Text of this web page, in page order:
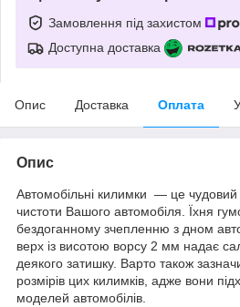
Замовлення під захистом
Доступна доставка
Опис Доставка Оплата
Опис
Автомобільні килимки — це чудовий
чистоти Вашого автомобіля. Їхня
бездоганному зчепленню з дном
верх із висотою ворсу 2 мм надає
деякого затишку. Варто також
розмірів цих килимків, адже вони
моделей автомобілів.